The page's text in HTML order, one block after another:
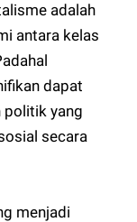
adalah
antara kelas
dapat
politik yang
secara
menjadi